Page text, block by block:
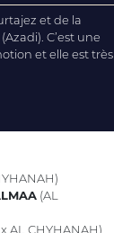
et de la
C’est une
et elle est très
(AL
AL CHYHANAH)